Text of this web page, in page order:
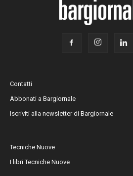
Contatti
Abbonati a Bargiornale
Iscriviti alla newsletter di Bargiornale
Tecniche Nuove
I libri Tecniche Nuove